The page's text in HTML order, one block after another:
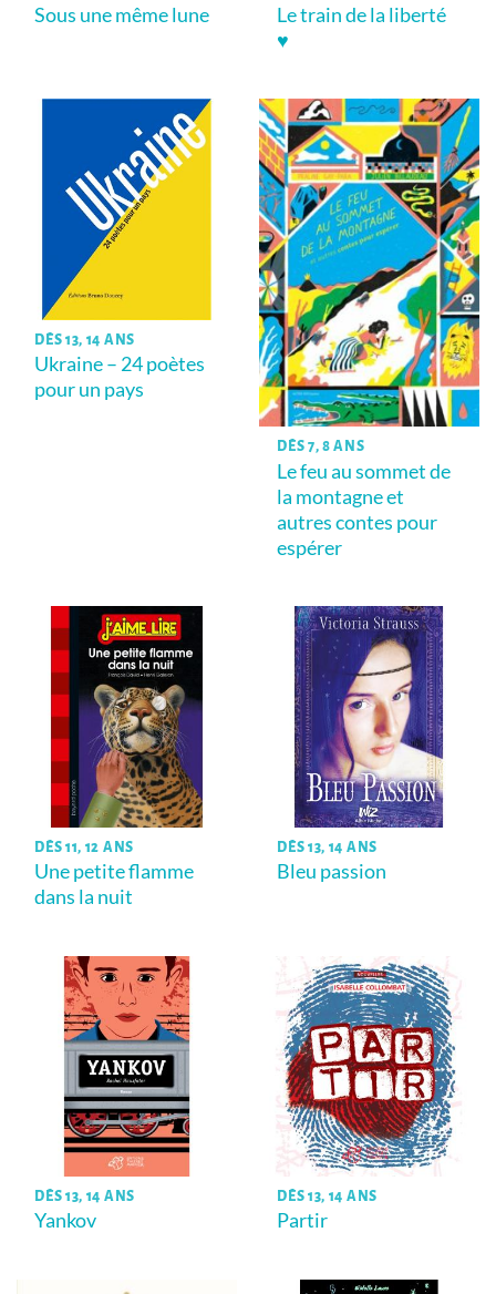
Sous une même lune
Le train de la liberté
♥
DÈS 13, 14 ANS
Ukraine – 24 poètes
pour un pays
DÈS 7, 8 ANS
Le feu au sommet de
la montagne et
autres contes pour
espérer
DÈS 11, 12 ANS
Une petite flamme
dans la nuit
DÈS 13, 14 ANS
Bleu passion
DÈS 13, 14 ANS
Yankov
DÈS 13, 14 ANS
Partir